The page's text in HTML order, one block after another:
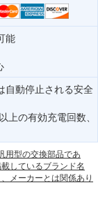
能
自動停止される安全
上の有効充電回数、
用型の交換部品であ
しているブランド名
メーカーとは関係あり